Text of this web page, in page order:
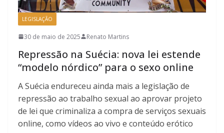
LEGISLAÇÃO
30 de maio de 2025 Renato Martins
Repressão na Suécia: nova lei estende
“modelo nórdico” para o sexo online
A Suécia endureceu ainda mais a legislação de
repressão ao trabalho sexual ao aprovar projeto
de lei que criminaliza a compra de serviços sexuais
online, como vídeos ao vivo e conteúdo erótico